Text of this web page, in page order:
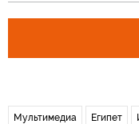
Мультимедиа Египет